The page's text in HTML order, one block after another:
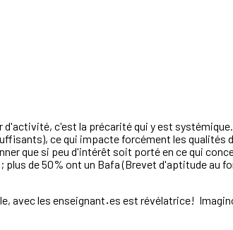
d'activité, c'est la précarité qui y est
ce qui impacte forcément les qualités
que si peu d'intérêt soit porté en ce qui
plus de 50% ont un Bafa (Brevet d'aptitude au
avec les enseignant·es est révélatrice!